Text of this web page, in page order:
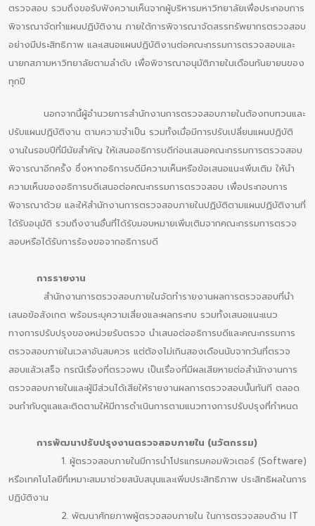
ตรวจสอบ รวมถึงขอรับฟังความเห็นจากผู้บริหารมหาวิทยาลัยเพื่อประกอบการ
พิจารณาจัดทำแผนปฏิบัติงาน ภายใต้การพิจารณาจัดสรรทรัพยากรตรวจสอบ
อย่างมีประสิทธิภาพ และเสนอแผนปฏิบัติงานต่อคณะกรรมการตรวจสอบและ
นายกสภามหาวิทยาลัยตามลำดับ เพื่อพิจารณาอนุมัติภายในเดือนกันยายนของ
ทุกปี
นอกจากนี้ผู้อำนวยการสำนักงานการตรวจสอบภายในต้องทบทวนและ
ปรับแผนปฏิบัติงาน ตามความจำเป็น รวมทั้งเมื่อมีการปรับเปลี่ยนแผนปฏิบัติ
งานในรอบปีที่มีนัยสำคัญ ให้เสนออธิการบดีก่อนเสนอคณะกรรมการตรวจสอบ
พิจารณาอีกครั้ง ซึ่งหากอธิการบดีมีความเห็นหรือข้อเสนอแนะเพิ่มเติม ให้นำ
ความเห็นของอธิการบดีเสนอต่อคณะกรรมการตรวจสอบ เพื่อประกอบการ
พิจารณาด้วย และให้สำนักงานการตรวจสอบภายในปฏิบัติตามแผนปฏิบัติงานที่
ได้รับอนุมัติ รวมถึงงานอื่นที่ได้รับมอบหมายเพิ่มเติมจากคณะกรรมการตรวจ
สอบหรือได้รับการร้องขอจากอธิการบดี
การรายงาน
สำนักงานการตรวจสอบภายในจัดทำรายงานผลการตรวจสอบที่นำ
เสนอข้อสังเกต พร้อมระบุความเสี่ยงและผลกระทบ รวมทั้งเสนอแนะแนว
ทางการปรับปรุงของหน่วยรับตรวจ นำเสนอต่ออธิการบดีและคณะกรรมการ
ตรวจสอบภายในเวลาอันสมควร แต่ต้องไม่เกินสองเดือนนับจากวันที่ตรวจ
สอบแล้วเสร็จ กรณีเรื่องที่ตรวจพบ เป็นเรื่องที่มีผลเสียหายต่อสำนักงานการ
ตรวจสอบภายในและผู้มีส่วนได้เสียให้รายงานผลการตรวจสอบนั้นทันที ตลอด
จนกำกับดูแลและติดตามให้มีการดำเนินการตามแนวทางการปรับปรุงที่กำหนด
การพัฒนาปรับปรุงงานตรวจสอบภายใน (นวัตกรรม)
1. ผู้ตรวจสอบภายในมีการนำโปรแกรมคอมพิวเตอร์ (Software)
หรือเทคโนโลยีที่เหมาะสมมาช่วยสนับสนุนและเพิ่มประสิทธิภาพ ประสิทธิผลในการ
ปฏิบัติงาน
2. พัฒนาศักยภาพผู้ตรวจสอบภายใน ในการตรวจสอบด้าน IT